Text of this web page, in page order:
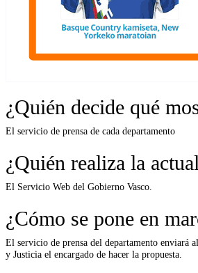
¿Quién decide qué
El servicio de prensa de cada departamento
¿Quién realiza la
El Servicio Web del Gobierno Vasco.
¿Cómo se pone en
El servicio de prensa del departamento enviará
y Justicia el encargado de hacer la propuesta.